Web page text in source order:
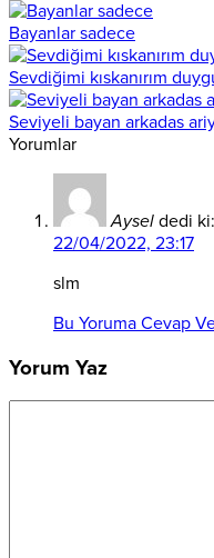
Bayanlar sadece
Sevdiğimi kıskanırım
Seviyeli bayan arkadas
Yorumlar
Aysel dedi ki:
22/04/2022, 23:17
slm
Bu Yoruma Cevap
Yorum Yaz